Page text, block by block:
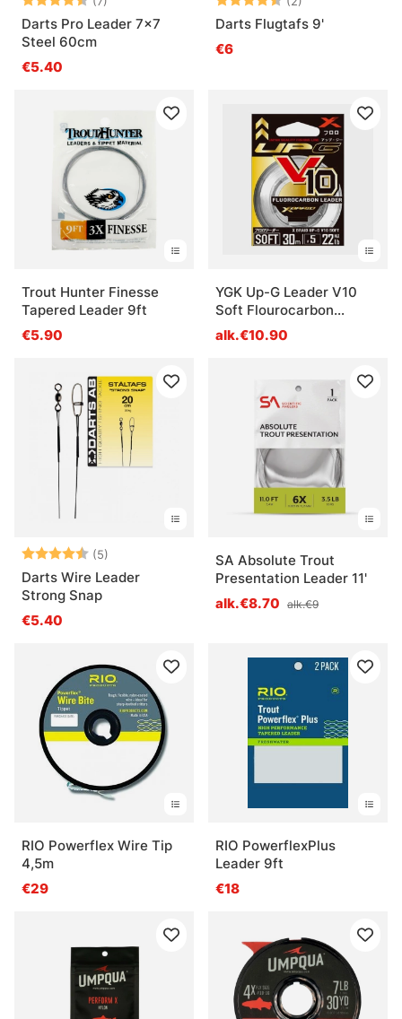
Darts Pro Leader 7x7
Steel 60cm
€5.40
Darts Flugtafs 9'
€6
Trout Hunter Finesse
Tapered Leader 9ft
€5.90
YGK Up-G Leader V10
Soft Flourocarbon
Leader
alk.€10.90
Arvio: (5)
4.6 5:sta tähdestä
Darts Wire Leader
Strong Snap
€5.40
SA Absolute Trout
Presentation Leader 11'
alk.€8.70 alk.€9
RIO Powerflex Wire Tip
4,5m
€29
RIO PowerflexPlus
Leader 9ft
€18